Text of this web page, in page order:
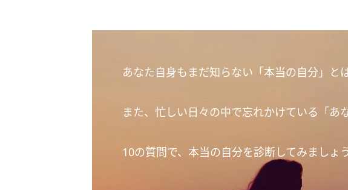
あなた自身もまだ知らない「本当の自分」と
また、忙しい日々の中で忘れかけている「あ
10の質問で、本当の自分を診断してみましょう